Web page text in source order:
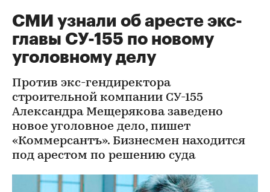
СМИ узнали об аресте экс-
главы СУ-155 по новому
уголовному делу
Против экс-гендиректора
строительной компании СУ-155
Александра Мещерякова заведено
новое уголовное дело, пишет
«Коммерсантъ». Бизнесмен находится
под арестом по решению суда